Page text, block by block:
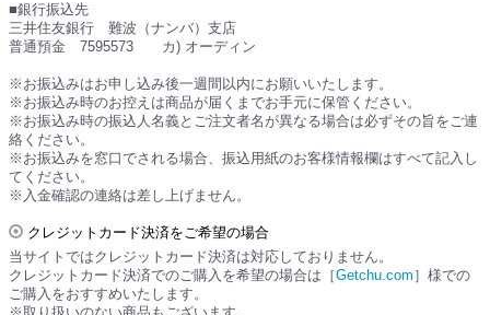
■銀行振込先
三井住友銀行 難波（ナンバ）支店
普通預金 7595573 カ) オーディン
※お振込みはお申し込み後一週間以内にお願いいたします。
※お振込み時のお控えは商品が届くまでお手元に保管ください。
※お振込み時の振込人名義とご注文者名が異なる場合は必ずその旨をご連
絡ください。
※お振込みを窓口でされる場合、振込用紙のお客様情報欄はすべて記入し
てください。
※入金確認の連絡は差し上げません。
クレジットカード決済をご希望の場合
当サイトではクレジットカード決済は対応しておりません。
クレジットカード決済でのご購入を希望の場合は［Getchu.com ］様での
ご購入をおすすめいたします。